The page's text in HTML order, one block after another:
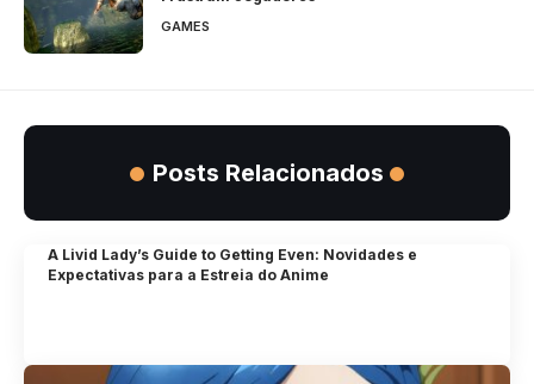
GAMES
Posts Relacionados
A Livid Lady’s Guide to Getting Even: Novidades e
Expectativas para a Estreia do Anime